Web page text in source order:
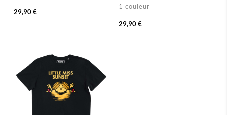
29,90 €
1 couleur
29,90 €